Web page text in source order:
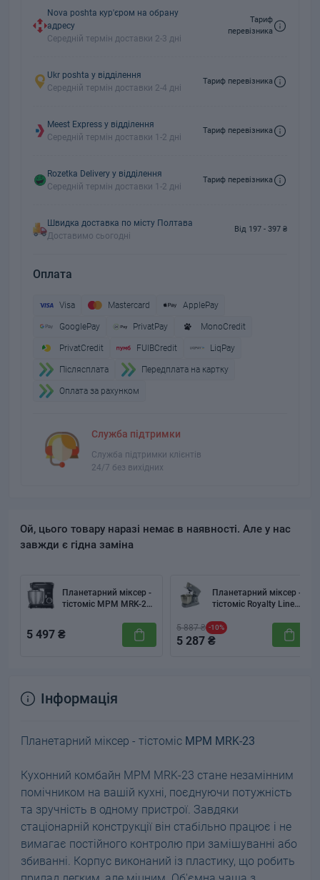
Nova poshta кур'єром на обрану
адресу
Середній термін доставки 2-3 дні
Тариф
перевізника
Ukr poshta у відділення
Середній термін доставки 2-4 дні
Тариф перевізника
Meest Express у відділення
Середній термін доставки 1-2 дні
Тариф перевізника
Rozetka Delivery у відділення
Середній термін доставки 1-2 дні
Тариф перевізника
Швидка доставка по місту Полтава
Доставимо сьогодні
Від 197 - 397 ₴
Оплата
Visa Mastercard ApplePay
GooglePay PrivatPay MonoCredit
PrivatCredit FUIBCredit LiqPay
Пiслясплата Передплата на картку
Оплата за рахунком
Служба підтримки
Служба підтримки клієнтів
24/7 без вихідних
Ой, цього товару наразі немає в наявності. Але у нас
завжди є гідна заміна
Планетарний міксер -
тістоміс MPM MRK-25
5 497 ₴
Планетарний міксер -
тістоміс Royalty Line
(Grey)
5 887 ₴ -10%
5 287 ₴
Інформація
Планетарний міксер - тістоміс MPM MRK-23
Кухонний комбайн MPM MRK-23 стане незамінним
помічником на вашій кухні, поєднуючи потужність
та зручність в одному пристрої. Завдяки
стаціонарній конструкції він стабільно працює і не
вимагає постійного контролю при замішуванні або
збиванні. Корпус виконаний із пластику, що робить